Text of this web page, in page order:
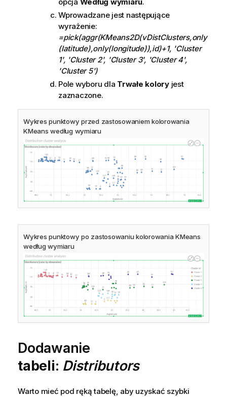
Wprowadzane jest następujące
wyrażenie:
=pick(aggr(KMeans2D(vDistClusters,only
(latitude),only(longitude)),id)+1, 'Cluster
1', 'Cluster 2', 'Cluster 3', 'Cluster 4',
'Cluster 5')
Pole wyboru dla Trwałe koloryjest
zaznaczone.
Wykres punktowy przed zastosowaniem kolorowania
KMeans według wymiaru
Wykres punktowy po zastosowaniu kolorowania KMeans
według wymiaru
Dodawanie
tabeli: Distributors
Warto mieć pod ręką tabelę, aby uzyskać szybki